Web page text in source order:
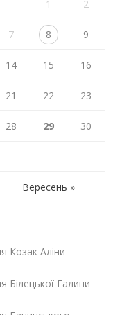
1 2
7 8 9
14 15 16
21 22 23
28 29 30
Вересень »
Козак Аліни
Білецької Галини